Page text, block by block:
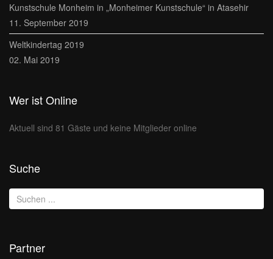
Kunstschule Monheim in „Monheimer Kunstschule“ in Atasehir
11. September 2019
Weltkindertag 2019
02. Mai 2019
Wer ist Online
Aktuell sind 81 Gäste und keine Mitglieder online
Suche
Partner